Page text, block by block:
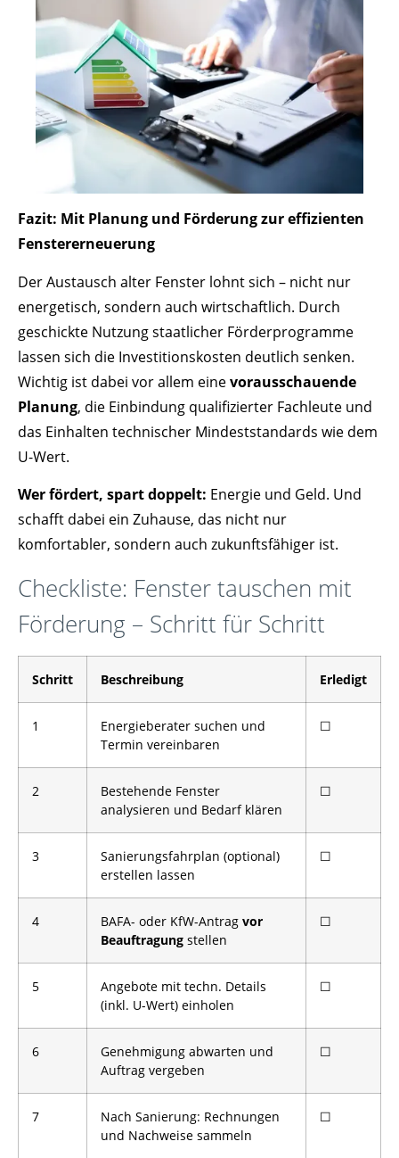
Fazit: Mit Planung und Förderung zur effizienten
Fenstererneuerung
Der Austausch alter Fenster lohnt sich – nicht nur
energetisch, sondern auch wirtschaftlich. Durch
geschickte Nutzung staatlicher Förderprogramme
lassen sich die Investitionskosten deutlich senken.
Wichtig ist dabei vor allem einevorausschauende
Planung, die Einbindung qualifizierter Fachleute und
das Einhalten technischer Mindeststandards wie dem
U-Wert.
Wer fördert, spart doppelt: Energie und Geld. Und
schafft dabei ein Zuhause, das nicht nur
komfortabler, sondern auch zukunftsfähiger ist.
Checkliste: Fenster tauschen mit
Förderung – Schritt für Schritt
Schritt Beschreibung Erledigt
1
Energieberater suchen und
Termin vereinbaren
☐
2
Bestehende Fenster
analysieren und Bedarf klären
☐
3
Sanierungsfahrplan (optional)
erstellen lassen
☐
4 BAFA- oder KfW-Antrag vor
Beauftragung stellen
☐
5
Angebote mit techn. Details
(inkl. U-Wert) einholen
☐
6
Genehmigung abwarten und
Auftrag vergeben
☐
7
Nach Sanierung: Rechnungen
und Nachweise sammeln
☐